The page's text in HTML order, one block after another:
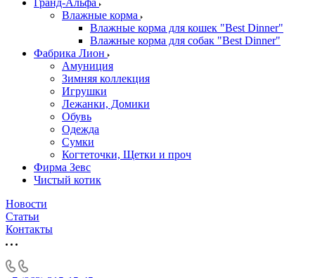
Гранд-Альфа
Влажные корма
Влажные корма для кошек "Best Dinner"
Влажные корма для собак "Best Dinner"
Фабрика Лион
Амуниция
Зимняя коллекция
Игрушки
Лежанки, Домики
Обувь
Одежда
Сумки
Когтеточки, Щетки и проч
Фирма Зевс
Чистый котик
Новости
Статьи
Контакты